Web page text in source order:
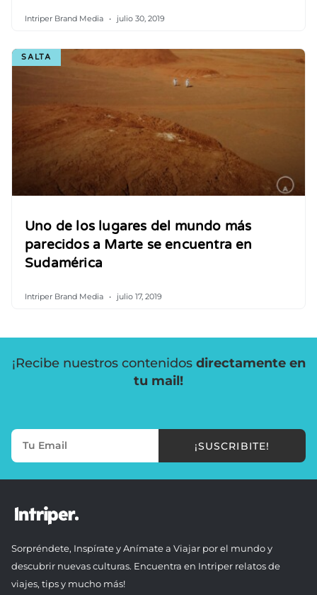
Intriper Brand Media julio 30, 2019
SALTA
Uno de los lugares del mundo más
parecidos a Marte se encuentra en
Sudamérica
Intriper Brand Media julio 17, 2019
¡Recibe nuestros contenidos directamente en
tu mail!
¡SUSCRIBITE!
Sorpréndete, Inspírate y Anímate a Viajar por el mundo y
descubrir nuevas culturas. Encuentra en Intriper relatos de
viajes, tips y mucho más!